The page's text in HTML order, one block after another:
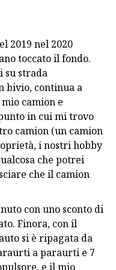
2019 nel 2020
toccato il fondo.
su strada
bivio, continua a
camion e
in cui mi trovo
camion (un camion
i nostri hobby
che potrei
che il camion
con uno sconto di
Finora, con il
si è ripagata da
a paraurti e 7
e il mio